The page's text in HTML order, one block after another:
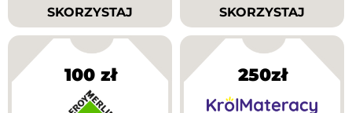
SKORZYSTAJ SKORZYSTAJ
100 zł 250zł